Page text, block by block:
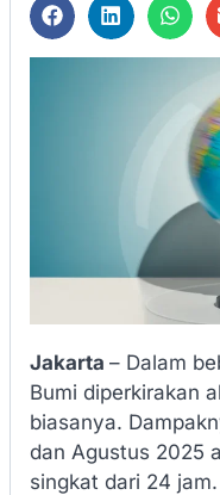
Jakarta – Dalam
Bumi diperkirakan
biasanya.
dan Agustus 2025
singkat dari 24